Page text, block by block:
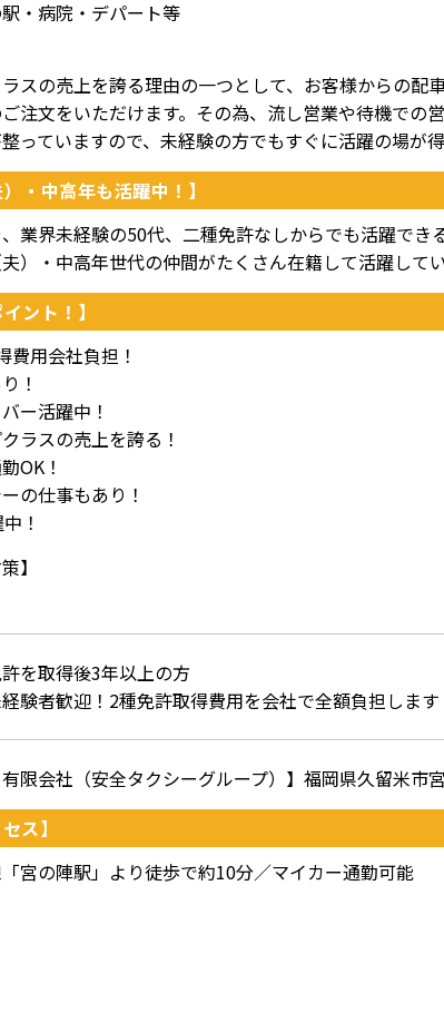
・病院・デパート等
スの売上を誇る理由の一つとして、お客様からの配
注文をいただけます。その為、流し営業や待機での
っていますので、未経験の方でもすぐに活躍の場が
）・中高年も活躍中！】
業界未経験の50代、二種免許なしからでも活躍で
）・中高年世代の仲間がたくさん在籍して活躍して
ント！】
用会社負担！
！
ー活躍中！
ラスの売上を誇る！
OK！
の仕事もあり！
！
】
を取得後3年以上の方
験者歓迎！2種免許取得費用を会社で全額負担します
有限会社（安全タクシーグループ）】福岡県久留米市
ス】
宮の陣駅」より徒歩で約10分／マイカー通勤可能